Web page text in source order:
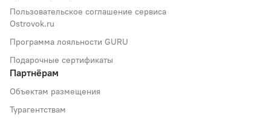
Пользовательское соглашение сервиса
Ostrovok.ru
Программа лояльности GURU
Подарочные сертификаты
Партнёрам
Объектам размещения
Турагентствам